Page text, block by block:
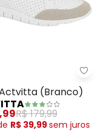
(Branco) em
(Branco)
R$ 179,99
R$ 39,99sem juros